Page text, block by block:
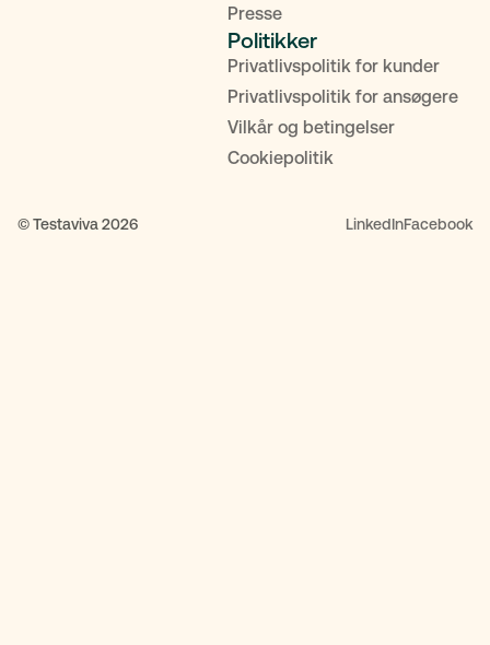
Presse
Politikker
Privatlivspolitik for kunder
Privatlivspolitik for ansøgere
Vilkår og betingelser
Cookiepolitik
© Testaviva 2026 LinkedInFacebook